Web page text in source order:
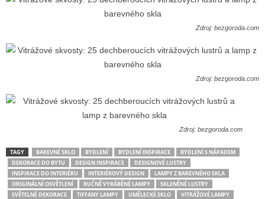
Zdroj: bezgoroda.com
Zdroj: bezgoroda.com
Zdroj: bezgoroda.com
TAGY BAREVNÉ SKLO BYDLENÍ BYDLENÍ INSPIRACE
BYDLENÍ S NÁPADEM
DEKORACE DO BYTU
DESIGN INSPIRACE
DESIGNOVÉ LUSTRY
INSPIRACE DO INTERIÉRU
INTERIÉROVÝ DESIGN
LAMPY Z BAREVNÉHO SKLA
ORIGINÁLNÍ OSVĚTLENÍ
RUČNĚ VYRÁBĚNÉ LAMPY
SKLENĚNÉ LUSTRY
SVĚTELNÉ DEKORACE
TIFFANY LAMPY UMĚLECKÉ SKLO
VITRÁŽOVÉ LAMPY